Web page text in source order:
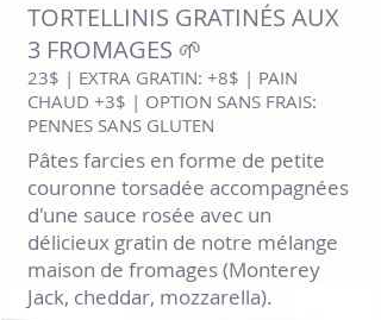
TORTELLINIS GRATINÉS AUX
3 FROMAGES 🌱
23$ | EXTRA GRATIN: +8$ | PAIN
CHAUD +3$ | OPTION SANS FRAIS:
PENNES SANS GLUTEN
Pâtes farcies en forme de petite
couronne torsadée accompagnées
d'une sauce rosée avec un
délicieux gratin de notre mélange
maison de fromages (Monterey
Jack, cheddar, mozzarella).